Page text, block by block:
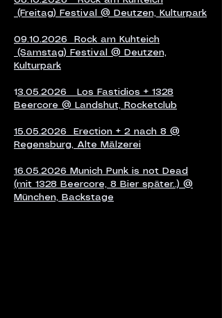
(Freitag) Festival @ Deutzen, Kulturpark
09.10.2026 Rock am Kuhteich
(Samstag) Festival @ Deutzen,
Kulturpark
13.05.2026 Los Fastidios + 1328
Beercore @ Landshut, Rocketclub
15.05.2026 Erection + 2 nach 8 @
Regensburg, Alte Mälzerei
16.05.2026 Munich Punk is not Dead
(mit 1328 Beercore, 8 Bier später..) @
München, Backstage